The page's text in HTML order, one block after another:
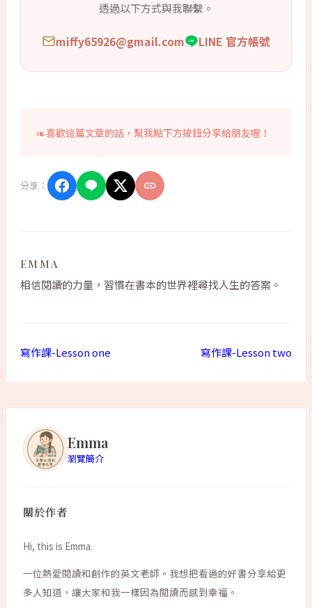
透過以下方式與我聯繫。
miffy65926@gmail.com LINE 官方帳號
喜歡這篇文章的話，幫我點下方按鈕分享給朋友喔！
分享：
EMMA
相信閱讀的力量，習慣在書本的世界裡尋找人生的答案。
寫作課-Lesson one 寫作課-Lesson two
Emma
瀏覽簡介
關於作者
Hi, this is Emma.
一位熱愛閱讀和創作的英文老師。我想把看過的好書分享給更
多人知道，讓大家和我一樣因為閱讀而感到幸福。